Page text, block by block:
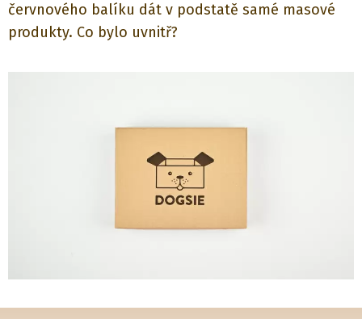
červnového balíku dát v podstatě samé masové
produkty. Co bylo uvnitř?